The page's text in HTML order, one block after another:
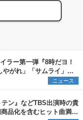
ラー第一弾『8時だヨ！
やがれ」「サムライ」な
ニュース
ン』などTBS出演時の貴
品化を含むヒット曲満載